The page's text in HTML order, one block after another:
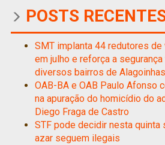
POSTS
SMT implanta 44 redutores
em julho e reforça a
diversos bairros de Alagoinhas
OAB-BA e OAB Paulo Afonso
na apuração do homicídio do
Diego Fraga de Castro
STF pode decidir nesta quinta
azar seguem ilegais